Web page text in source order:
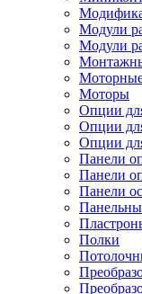
Модули
Модули
Моторы
Опции
Опции
Опции
Панели
Панели
Панели
Полки